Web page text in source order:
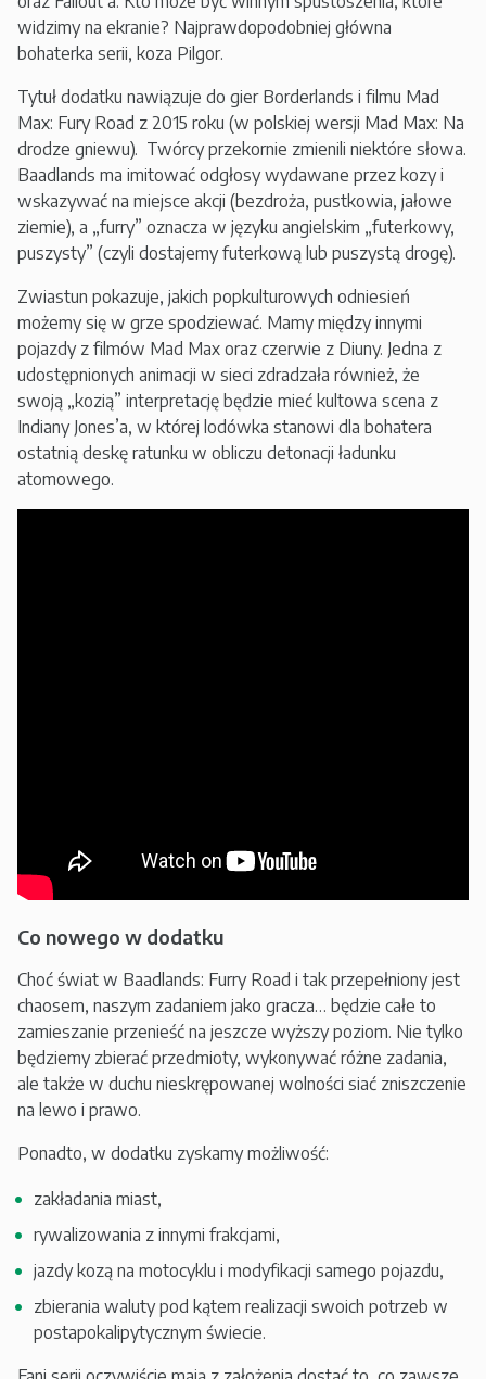
widzimy na ekranie? Najprawdopodobniej główna
bohaterka serii, koza Pilgor.
Tytuł dodatku nawiązuje do gier Borderlands i filmu Mad
Max: Fury Road z 2015 roku (w polskiej wersji Mad Max: Na
drodze gniewu). Twórcy przekornie zmienili niektóre słowa.
Baadlands ma imitować odgłosy wydawane przez kozy i
wskazywać na miejsce akcji (bezdroża, pustkowia, jałowe
ziemie), a „furry” oznacza w języku angielskim „futerkowy,
puszysty” (czyli dostajemy futerkową lub puszystą drogę).
Zwiastun pokazuje, jakich popkulturowych odniesień
możemy się w grze spodziewać. Mamy między innymi
pojazdy z filmów Mad Max oraz czerwie z Diuny. Jedna z
udostępnionych animacji w sieci zdradzała również, że
swoją „kozią” interpretację będzie mieć kultowa scena z
Indiany Jones’a, w której lodówka stanowi dla bohatera
ostatnią deskę ratunku w obliczu detonacji ładunku
atomowego.
Co nowego w dodatku
Choć świat w Baadlands: Furry Road i tak przepełniony jest
chaosem, naszym zadaniem jako gracza… będzie całe to
zamieszanie przenieść na jeszcze wyższy poziom. Nie tylko
będziemy zbierać przedmioty, wykonywać różne zadania,
ale także w duchu nieskrępowanej wolności siać zniszczenie
na lewo i prawo.
Ponadto, w dodatku zyskamy możliwość:
zakładania miast,
rywalizowania z innymi frakcjami,
jazdy kozą na motocyklu i modyfikacji samego pojazdu,
zbierania waluty pod kątem realizacji swoich potrzeb w
postapokalipytycznym świecie.